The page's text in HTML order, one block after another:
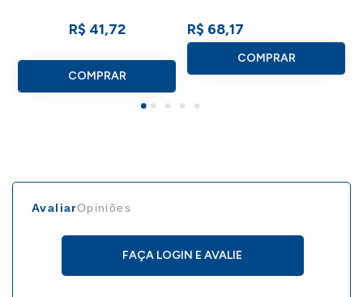
R$ 41,72
COMPRAR
R$ 68,17
COMPRAR
AvaliarOpiniões
FAÇA LOGIN E AVALIE